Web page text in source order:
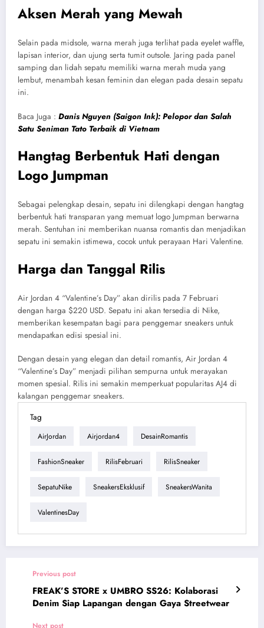
Aksen Merah yang Mewah
Selain pada midsole, warna merah juga terlihat pada eyelet waffle,
lapisan interior, dan ujung serta tumit outsole. Jaring pada panel
samping dan lidah sepatu memiliki warna merah muda yang
lembut, menambah kesan feminin dan elegan pada desain sepatu
ini.
Baca Juga : Danis Nguyen (Saigon Ink): Pelopor dan Salah
Satu Seniman Tato Terbaik di Vietnam
Hangtag Berbentuk Hati dengan
Logo Jumpman
Sebagai pelengkap desain, sepatu ini dilengkapi dengan hangtag
berbentuk hati transparan yang memuat logo Jumpman berwarna
merah. Sentuhan ini memberikan nuansa romantis dan menjadikan
sepatu ini semakin istimewa, cocok untuk perayaan Hari Valentine.
Harga dan Tanggal Rilis
Air Jordan 4 “Valentine’s Day” akan dirilis pada 7 Februari
dengan harga $220 USD. Sepatu ini akan tersedia di Nike,
memberikan kesempatan bagi para penggemar sneakers untuk
mendapatkan edisi spesial ini.
Dengan desain yang elegan dan detail romantis, Air Jordan 4
“Valentine’s Day” menjadi pilihan sempurna untuk merayakan
momen spesial. Rilis ini semakin memperkuat popularitas AJ4 di
kalangan penggemar sneakers.
Tag
AirJordan Airjordan4 DesainRomantis
FashionSneaker RilisFebruari RilisSneaker
SepatuNike SneakersEksklusif SneakersWanita
ValentinesDay
Previous post
FREAK’S STORE x UMBRO SS26: Kolaborasi
Denim Siap Lapangan dengan Gaya Streetwear
Next post